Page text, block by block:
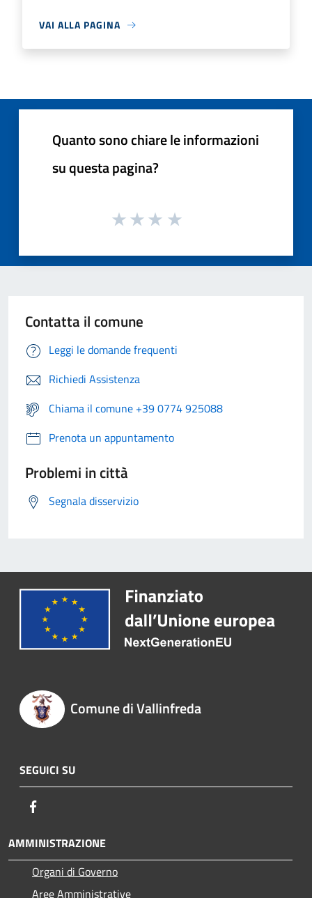
VAI ALLA PAGINA
Quanto sono chiare le informazioni
su questa pagina?
Contatta il comune
Leggi le domande frequenti
Richiedi Assistenza
Chiama il comune +39 0774 925088
Prenota un appuntamento
Problemi in città
Segnala disservizio
Comune di Vallinfreda
SEGUICI SU
AMMINISTRAZIONE
Organi di Governo
Aree Amministrative